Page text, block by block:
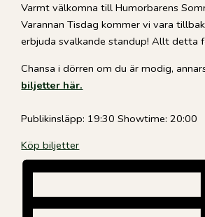
Varmt välkomna till Humorbarens
Varannan Tisdag kommer vi vara
erbjuda svalkande standup! Allt detta
Chansa i dörren om du är modig,
biljetter här.
Publikinsläpp: 19:30 Showtime: 20:00
Köp biljetter